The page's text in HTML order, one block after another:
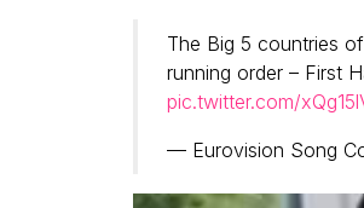
The Big 5 countries
running order – First
pic.twitter.com/
— Eurovision Song